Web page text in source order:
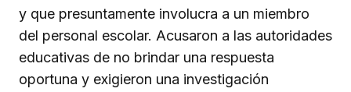
y que presuntamente involucra a un miembro
del personal escolar. Acusaron a las autoridades
educativas de no brindar una respuesta
oportuna y exigieron una investigación